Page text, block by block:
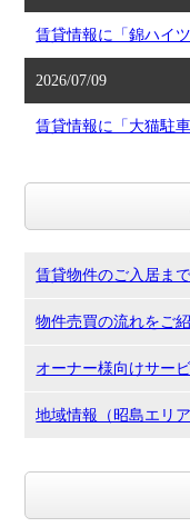
賃貸情報に「錦ハイ
2026/07/09
賃貸情報に「大猫駐
賃貸物件のご入居ま
物件売買の流れをご
オーナー様向けサー
地域情報（昭島エリア